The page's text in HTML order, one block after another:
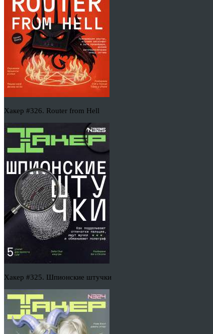
Хакер #326. Router from Hell
Хакер #325. Шпионские штучки